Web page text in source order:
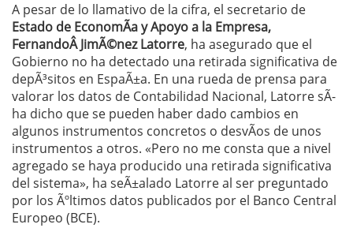
A pesar de lo llamativo de la cifra, el secretario de
Estado de EconomÃ­a y Apoyo a la Empresa,
FernandoÂ JimÃ©nez Latorre, ha asegurado que el
Gobierno no ha detectado una retirada significativa de
depÃ³sitos en EspaÃ±a. En una rueda de prensa para
valorar los datos de Contabilidad Nacional, Latorre sÃ­
ha dicho que se pueden haber dado cambios en
algunos instrumentos concretos o desvÃ­os de unos
instrumentos a otros. «Pero no me consta que a nivel
agregado se haya producido una retirada significativa
del sistema», ha seÃ±alado Latorre al ser preguntado
por los Ãºltimos datos publicados por el Banco Central
Europeo (BCE).